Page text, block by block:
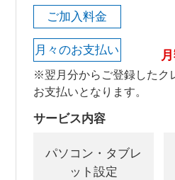
ご加入料金
月々のお支払い
※翌月分からご登録したク
お支払いとなります。
サービス内容
パソコン・タブレ
ット設定